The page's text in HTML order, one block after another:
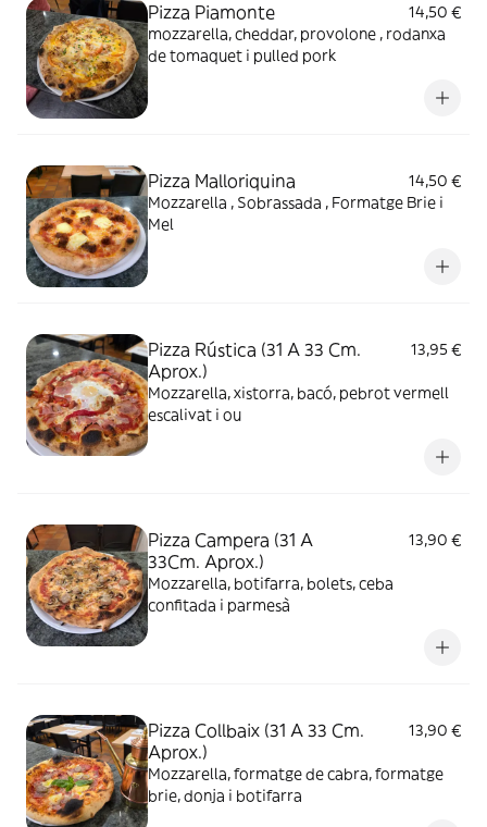
Pizza Piamonte
14,50 €
mozzarella, cheddar, provolone , rodanxa
de tomaquet i pulled pork
Pizza Malloriquina
14,50 €
Mozzarella , Sobrassada , Formatge Brie i
Mel
Pizza Rústica (31 A 33 Cm.
Aprox.)
13,95 €
Mozzarella, xistorra, bacó, pebrot vermell
escalivat i ou
Pizza Campera (31 A
33Cm. Aprox.)
13,90 €
Mozzarella, botifarra, bolets, ceba
confitada i parmesà
Pizza Collbaix (31 A 33 Cm.
Aprox.)
13,90 €
Mozzarella, formatge de cabra, formatge
brie, donja i botifarra